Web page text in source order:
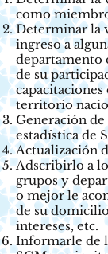
como
Determinar la
ingreso a
departamento
de su
territorio
Generación
estadística de
Actualización
Adscribirlo a
grupos y
o mejor le
de su
intereses, etc.
Informarle de